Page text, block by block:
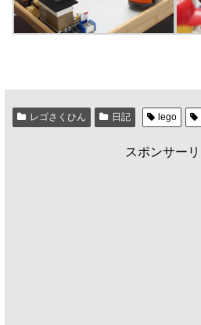
レゴさくひん 日記 lego
スポンサー